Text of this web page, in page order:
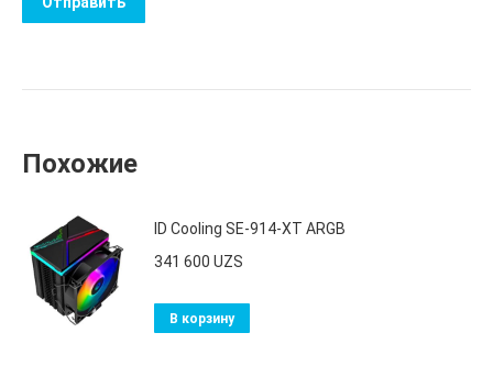
Похожие
ID Cooling SE-914-XT ARGB
341 600 UZS
В корзину